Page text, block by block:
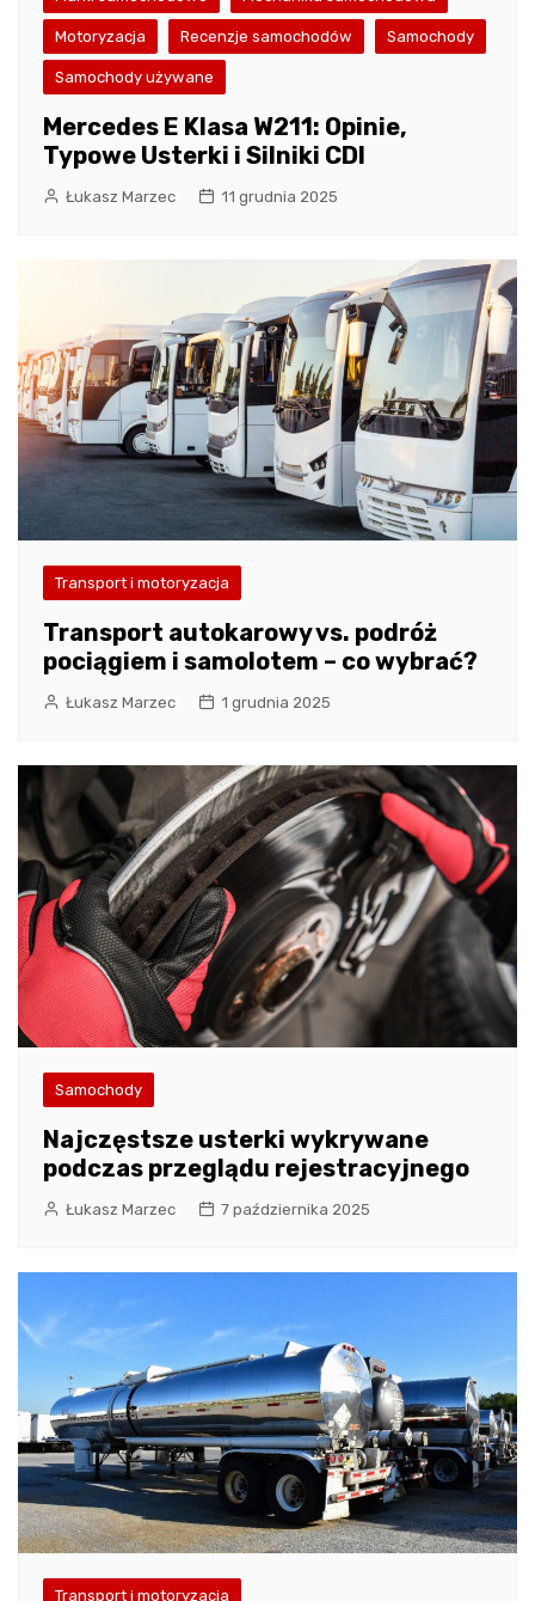
Motoryzacja Recenzje samochodów Samochody
Samochody używane
Mercedes E Klasa W211: Opinie,
Typowe Usterki i Silniki CDI
Łukasz Marzec 11 grudnia 2025
Transport i motoryzacja
Transport autokarowy vs. podróż
pociągiem i samolotem – co wybrać?
Łukasz Marzec 1 grudnia 2025
Samochody
Najczęstsze usterki wykrywane
podczas przeglądu rejestracyjnego
Łukasz Marzec 7 października 2025
Transport i motoryzacja